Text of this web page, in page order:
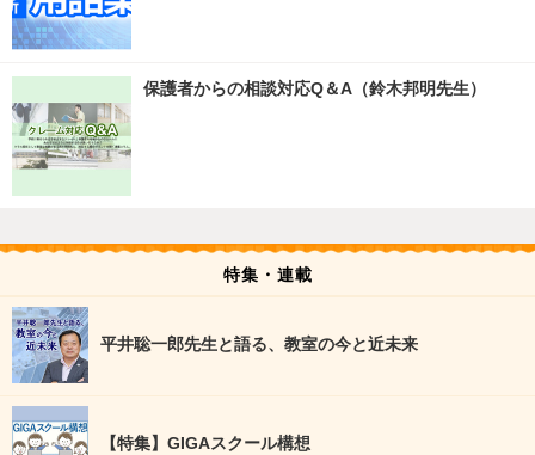
保護者からの相談対応Q＆A（鈴木邦明先生）
特集・連載
平井聡一郎先生と語る、教室の今と近未来
【特集】GIGAスクール構想